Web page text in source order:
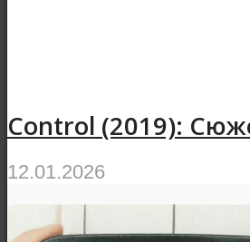
Control (2019):
12.01.2026